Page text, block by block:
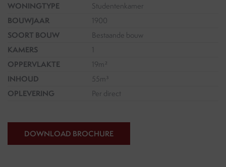
WONINGTYPE
Studentenkamer
BOUWJAAR
1900
SOORT BOUW
Bestaande bouw
KAMERS
1
OPPERVLAKTE
19m²
INHOUD
55m³
OPLEVERING
Per direct
DOWNLOAD BROCHURE